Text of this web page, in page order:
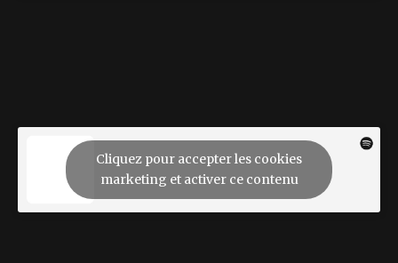
Cliquez pour accepter les cookies
marketing et activer ce contenu